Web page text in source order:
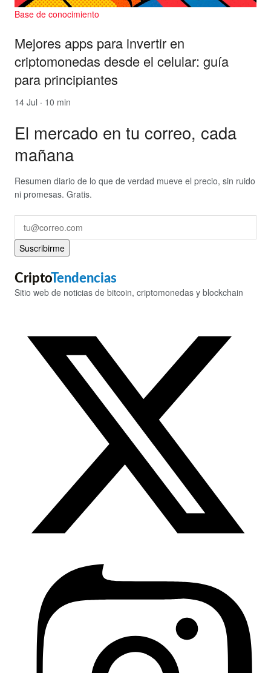
Base de conocimiento
Mejores apps para invertir en
criptomonedas desde el celular: guía
para principiantes
14 Jul · 10 min
El mercado en tu correo, cada
mañana
Resumen diario de lo que de verdad mueve el precio, sin ruido
ni promesas. Gratis.
Suscribirme
CriptoTendencias
Sitio web de noticias de bitcoin, criptomonedas y blockchain